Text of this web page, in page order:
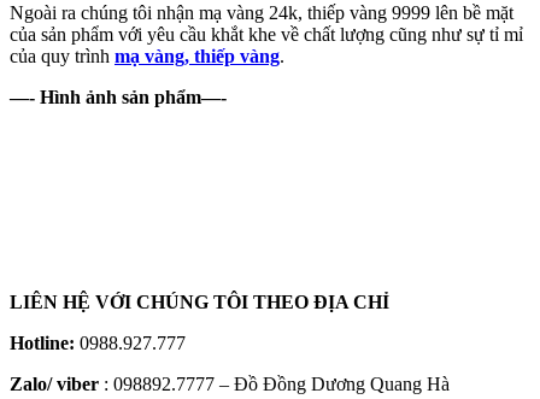
Ngoài ra chúng tôi nhận mạ vàng 24k, thiếp vàng 9999 lên bề mặt
của sản phẩm với yêu cầu khắt khe về chất lượng cũng như sự tỉ mỉ
của quy trình mạ vàng, thiếp vàng.
—- Hình ảnh sản phẩm—-
LIÊN HỆ VỚI CHÚNG TÔI THEO ĐỊA CHỈ
Hotline: 0988.927.777
Zalo/ viber : 098892.7777 – Đồ Đồng Dương Quang Hà